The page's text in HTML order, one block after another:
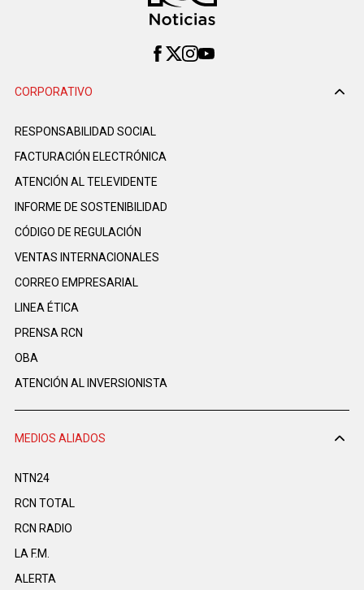
CORPORATIVO
RESPONSABILIDAD SOCIAL
FACTURACIÓN ELECTRÓNICA
ATENCIÓN AL TELEVIDENTE
INFORME DE SOSTENIBILIDAD
CÓDIGO DE REGULACIÓN
VENTAS INTERNACIONALES
CORREO EMPRESARIAL
LINEA ÉTICA
PRENSA RCN
OBA
ATENCIÓN AL INVERSIONISTA
MEDIOS ALIADOS
NTN24
RCN TOTAL
RCN RADIO
LA F.M.
ALERTA